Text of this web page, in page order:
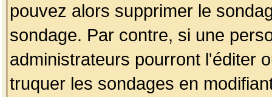
pouvez alors supprimer le
sondage. Par contre, si une
administrateurs pourront l'éditer
truquer les sondages en